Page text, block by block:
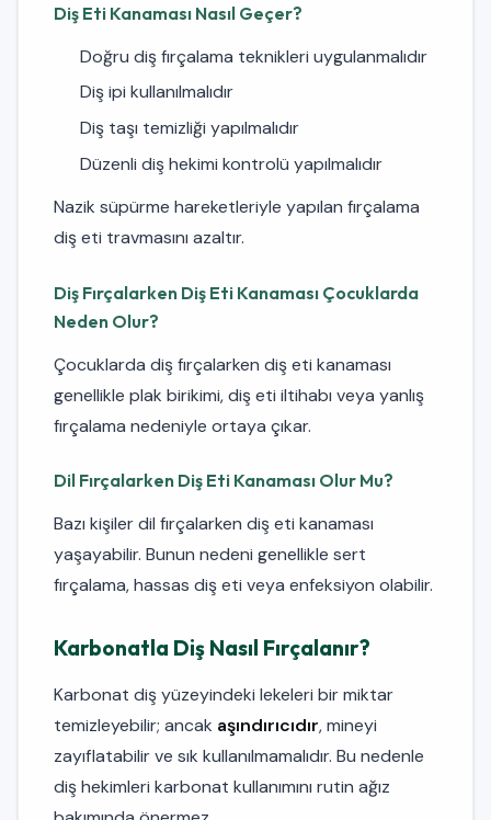
Diş Eti Kanaması Nasıl Geçer?
Doğru diş fırçalama teknikleri uygulanmalıdır
Diş ipi kullanılmalıdır
Diş taşı temizliği yapılmalıdır
Düzenli diş hekimi kontrolü yapılmalıdır
Nazik süpürme hareketleriyle yapılan fırçalama
diş eti travmasını azaltır.
Diş Fırçalarken Diş Eti Kanaması Çocuklarda
Neden Olur?
Çocuklarda diş fırçalarken diş eti kanaması
genellikle plak birikimi, diş eti iltihabı veya yanlış
fırçalama nedeniyle ortaya çıkar.
Dil Fırçalarken Diş Eti Kanaması Olur Mu?
Bazı kişiler dil fırçalarken diş eti kanaması
yaşayabilir. Bunun nedeni genellikle sert
fırçalama, hassas diş eti veya enfeksiyon olabilir.
Karbonatla Diş Nasıl Fırçalanır?
Karbonat diş yüzeyindeki lekeleri bir miktar
temizleyebilir; ancak aşındırıcıdır, mineyi
zayıflatabilir ve sık kullanılmamalıdır. Bu nedenle
diş hekimleri karbonat kullanımını rutin ağız